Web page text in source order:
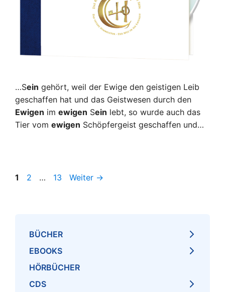
…Sein gehört, weil der Ewige den geistigen Leib
geschaffen hat und das Geistwesen durch den
Ewigen im ewigen Sein lebt, so wurde auch das
Tier vom ewigen Schöpfergeist geschaffen und…
Seite
1 Seite
2 … Seite
13 Weiter →
BÜCHER
EBOOKS
HÖRBÜCHER
CDS